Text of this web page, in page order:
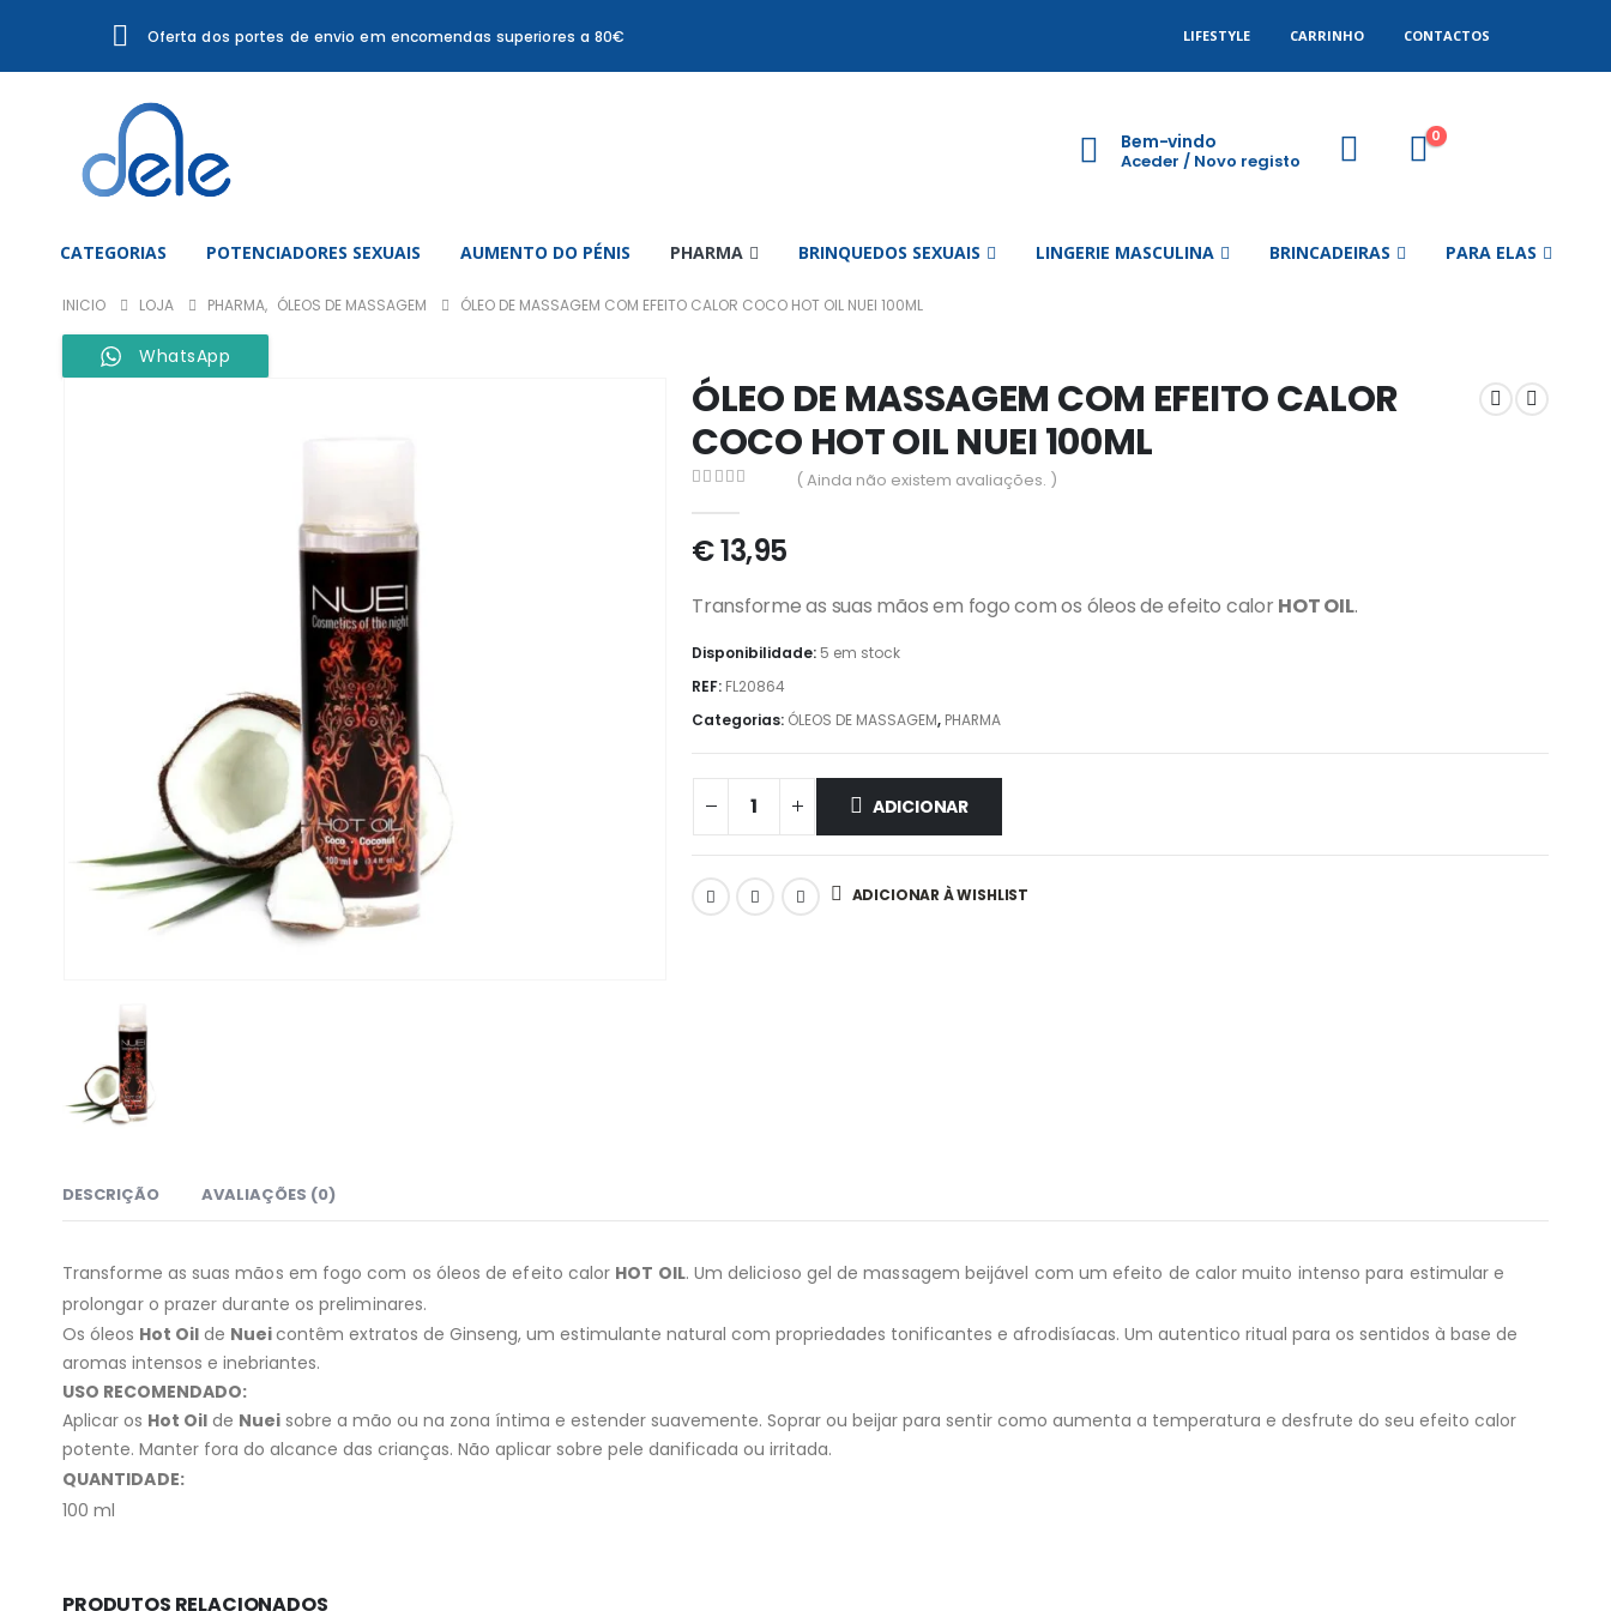
Oferta dos portes de envio em encomendas superiores a 80€ LIFESTYLE CARRINHO CONTACTOS
Bem-vindo
Aceder / Novo registo
0
CATEGORIAS POTENCIADORES SEXUAIS AUMENTO DO PÉNIS PHARMA BRINQUEDOS SEXUAIS LINGERIE MASCULINA BRINCADEIRAS PARA ELAS
INICIO LOJA PHARMA, ÓLEOS DE MASSAGEM ÓLEO DE MASSAGEM COM EFEITO CALOR COCO HOT OIL NUEI 100ML
WhatsApp
ÓLEO DE MASSAGEM COM EFEITO CALOR
COCO HOT OIL NUEI 100ML
( Ainda não existem avaliações. )
€13,95
Transforme as suas mãos em fogo com os óleos de efeito calor HOT OIL.
Disponibilidade: 5 em stock
REF: FL20864
Categorias: ÓLEOS DE MASSAGEM, PHARMA
ADICIONAR
ADICIONAR À WISHLIST
DESCRIÇÃO AVALIAÇÕES (0)
Transforme as suas mãos em fogo com os óleos de efeito calor HOT OIL. Um delicioso gel de massagem beijável com um efeito de calor muito intenso para estimular e
prolongar o prazer durante os preliminares.
Os óleos Hot Oil de Nueicontêm extratos de Ginseng, um estimulante natural com propriedades tonificantes e afrodisíacas. Um autentico ritual para os sentidos à base de
aromas intensos e inebriantes.
USO RECOMENDADO:
Aplicar os Hot Oil de Nuei sobre a mão ou na zona íntima e estender suavemente. Soprar ou beijar para sentir como aumenta a temperatura e desfrute do seu efeito calor
potente. Manter fora do alcance das crianças. Não aplicar sobre pele danificada ou irritada.
QUANTIDADE:
100 ml
PRODUTOS RELACIONADOS